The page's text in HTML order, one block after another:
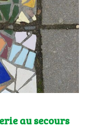
au secours